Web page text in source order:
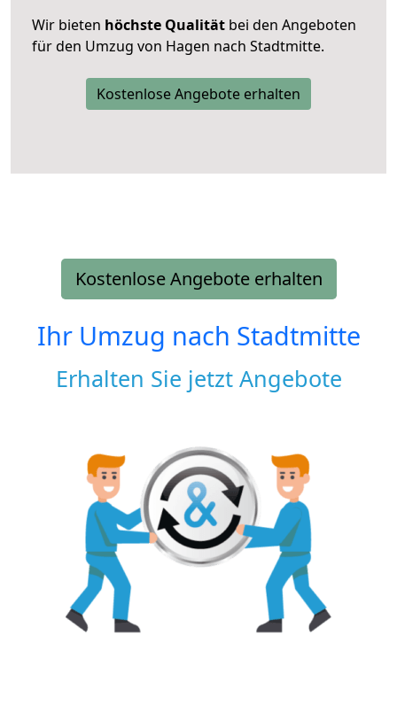
Wir bieten höchste Qualität bei den Angeboten
für den Umzug von Hagen nach Stadtmitte.
Kostenlose Angebote erhalten
Kostenlose Angebote erhalten
Ihr Umzug nach Stadtmitte
Erhalten Sie jetzt Angebote